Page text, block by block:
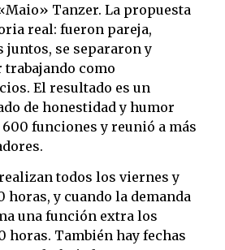
Tanzer. La propuesta
real: fueron pareja,
juntos, se separaron y
como
El resultado es un
de honestidad y humor
funciones y reunió a más
todos los viernes y
horas, y cuando la demanda
una función extra los
horas. También hay fechas